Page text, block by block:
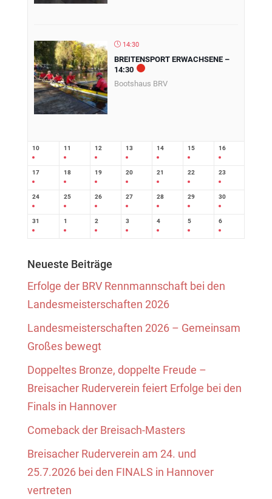
14:30
BREITENSPORT ERWACHSENE –
14:30
Bootshaus BRV
10 11 12 13 14 15 16
17 18 19 20 21 22 23
24 25 26 27 28 29 30
31 1 2 3 4 5 6
Neueste Beiträge
Erfolge der BRV Rennmannschaft bei den
Landesmeisterschaften 2026
Landesmeisterschaften 2026 – Gemeinsam
Großes bewegt
Doppeltes Bronze, doppelte Freude –
Breisacher Ruderverein feiert Erfolge bei den
Finals in Hannover
Comeback der Breisach-Masters
Breisacher Ruderverein am 24. und
25.7.2026 bei den FINALS in Hannover
vertreten